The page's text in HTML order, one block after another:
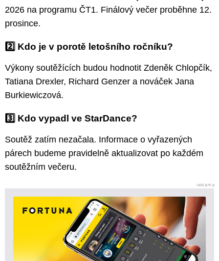
2026 na programu ČT1. Finálový večer proběhne 12.
prosince.
2️⃣ Kdo je v porotě letošního ročníku?
Výkony soutěžících budou hodnotit Zdeněk Chlopčík,
Tatiana Drexler, Richard Genzer a nováček Jana
Burkiewiczová.
3️⃣ Kdo vypadl ve StarDance?
Soutěž zatím nezačala. Informace o vyřazených
párech budeme pravidelně aktualizovat po každém
soutěžním večeru.